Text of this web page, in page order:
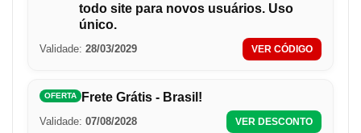
todo site para novos usuários. Uso
único.
Validade: 28/03/2029 VER CÓDIGO
OFERTA Frete Grátis - Brasil!
Validade: 07/08/2028 VER DESCONTO